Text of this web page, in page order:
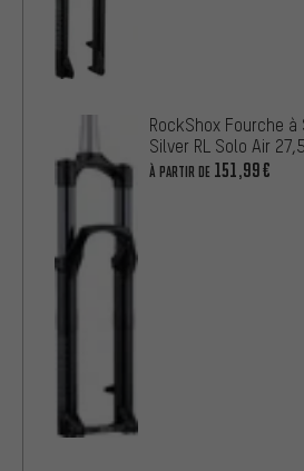
RockShox Fourche
Silver RL Solo Air
À PARTIR DE 151,99€